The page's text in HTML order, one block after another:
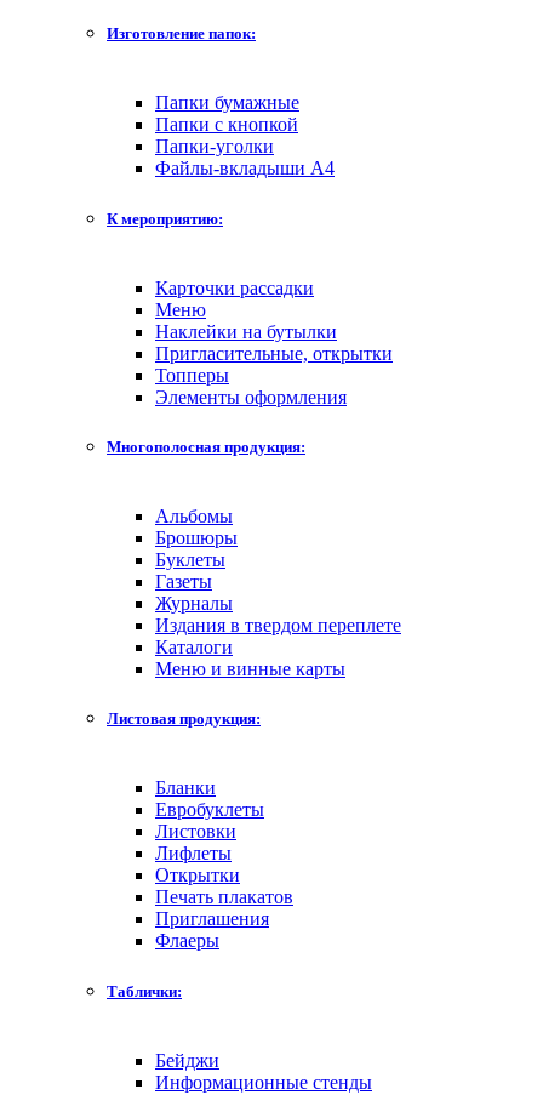
Изготовление папок:
Папки бумажные
Папки с кнопкой
Папки-уголки
Файлы-вкладыши А4
К мероприятию:
Карточки рассадки
Меню
Наклейки на бутылки
Пригласительные, открытки
Топперы
Элементы оформления
Многополосная продукция:
Альбомы
Брошюры
Буклеты
Газеты
Журналы
Издания в твердом переплете
Каталоги
Меню и винные карты
Листовая продукция:
Бланки
Евробуклеты
Листовки
Лифлеты
Открытки
Печать плакатов
Приглашения
Флаеры
Таблички:
Бейджи
Информационные стенды